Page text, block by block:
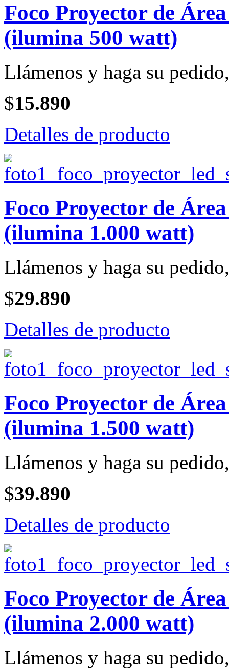
Foco Proyector de
(ilumina 500 watt)
Llámenos y haga su
$15.890
Detalles de producto
Foco Proyector de
(ilumina 1.000 watt)
Llámenos y haga su
$29.890
Detalles de producto
Foco Proyector de
(ilumina 1.500 watt)
Llámenos y haga su
$39.890
Detalles de producto
Foco Proyector de
(ilumina 2.000 watt)
Llámenos y haga su